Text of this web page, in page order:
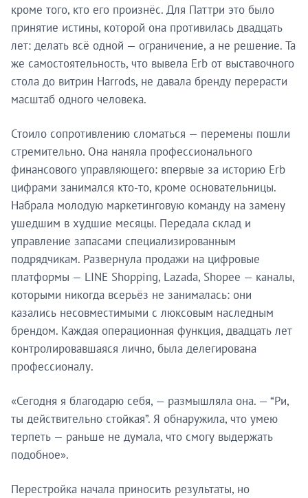
кроме того, кто его произнёс. Для Паттри это было
принятие истины, которой она противилась двадцать
лет: делать всё одной — ограничение, а не решение. Та
же самостоятельность, что вывела Erb от выставочного
стола до витрин Harrods, не давала бренду перерасти
масштаб одного человека.
Стоило сопротивлению сломаться — перемены пошли
стремительно. Она наняла профессионального
финансового управляющего: впервые за историю Erb
цифрами занимался кто-то, кроме основательницы.
Набрала молодую маркетинговую команду на замену
ушедшим в худшие месяцы. Передала склад и
управление запасами специализированным
подрядчикам. Развернула продажи на цифровые
платформы — LINE Shopping, Lazada, Shopee — каналы,
которыми никогда всерьёз не занималась: они
казались несовместимыми с люксовым наследным
брендом. Каждая операционная функция, двадцать лет
контролировавшаяся лично, была делегирована
профессионалу.
«Сегодня я благодарю себя, — размышляла она. — “Ри,
ты действительно стойкая”. Я обнаружила, что умею
терпеть — раньше не думала, что смогу выдержать
подобное».
Перестройка начала приносить результаты, но